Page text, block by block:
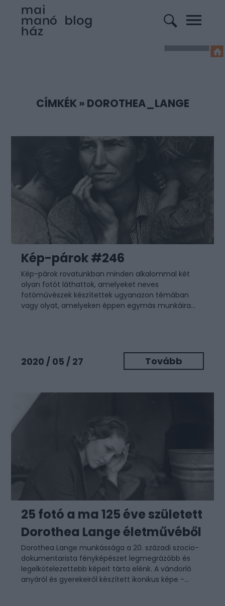
CÍMKÉK» DOROTHEA_LANGE
Kép-párok #246
Kép-párok rovatunkban minden alkalommal két
olyan fotót láthattok, amelyeket neves
fotóművészek készítettek ugyanazon témában
vagy olyat, amelyeken éppen egymás munkáira...
2020 / 05 / 27 Tovább
25 fotó a ma 125 éve született
Dorothea Lange életművéből
Dorothea Lange munkássága a 20. századi szocio-
dokumentarista fényképészet legmegrázóbb és
legelkötelezettebb képeit tárta elénk. A vándorló
anyáról és gyerekeiről készített ikonikus képe -...